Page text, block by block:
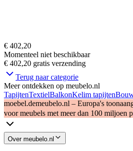
€ 402,20
Momenteel niet beschikbaar
€ 402,20 gratis verzending
Terug naar categorie
Meer ontdekken op meubelo.nl
TapijtenTextielBalkonKelim tapijten
moebel.demeubelo.nl – Europa's
voor meubels met meer dan 100 miljoen
Over meubelo.nl